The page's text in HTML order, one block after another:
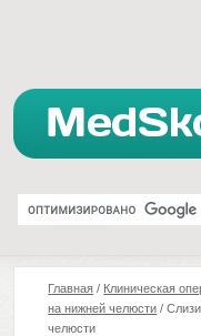
Главная / Клиническая
на нижней челюсти /
челюсти